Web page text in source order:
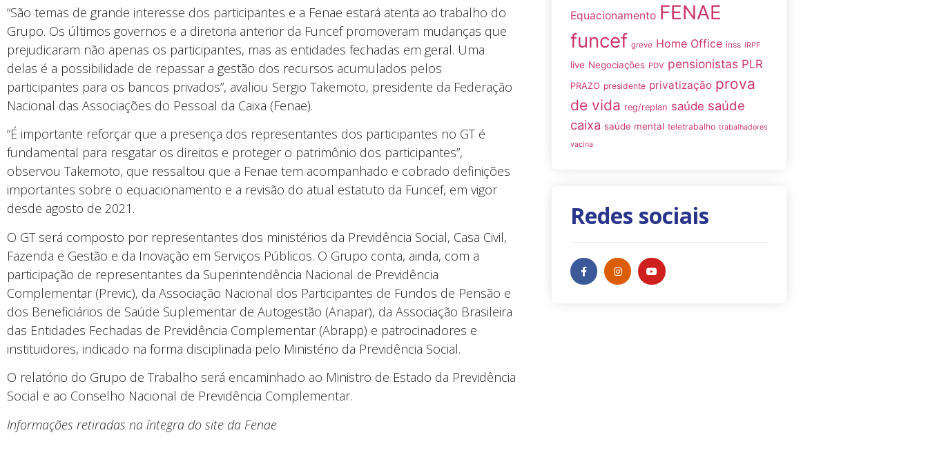
“São temas de grande interesse dos participantes e a Fenae estará atenta ao trabalho do
Grupo. Os últimos governos e a diretoria anterior da Funcef promoveram mudanças que
prejudicaram não apenas os participantes, mas as entidades fechadas em geral. Uma
delas é a possibilidade de repassar a gestão dos recursos acumulados pelos
participantes para os bancos privados”, avaliou Sergio Takemoto, presidente da Federação
Nacional das Associações do Pessoal da Caixa (Fenae).
“É importante reforçar que a presença dos representantes dos participantes no GT é
fundamental para resgatar os direitos e proteger o patrimônio dos participantes”,
observou Takemoto, que ressaltou que a Fenae tem acompanhado e cobrado definições
importantes sobre o equacionamento e a revisão do atual estatuto da Funcef, em vigor
desde agosto de 2021.
O GT será composto por representantes dos ministérios da Previdência Social, Casa Civil,
Fazenda e Gestão e da Inovação em Serviços Públicos. O Grupo conta, ainda, com a
participação de representantes da Superintendência Nacional de Previdência
Complementar (Previc), da Associação Nacional dos Participantes de Fundos de Pensão e
dos Beneficiários de Saúde Suplementar de Autogestão (Anapar), da Associação Brasileira
das Entidades Fechadas de Previdência Complementar (Abrapp) e patrocinadores e
instituidores, indicado na forma disciplinada pelo Ministério da Previdência Social.
O relatório do Grupo de Trabalho será encaminhado ao Ministro de Estado da Previdência
Social e ao Conselho Nacional de Previdência Complementar.
Informações retiradas na íntegra do site da Fenae
Equacionamento FENAE
funcef greve Home Office inss IRPF
live Negociações PDV pensionistas PLR
PRAZO presidente privatização prova
de vida reg/replan saúde saúde
caixa saúde mental teletrabalho trabalhadores
vacina
Redes sociais